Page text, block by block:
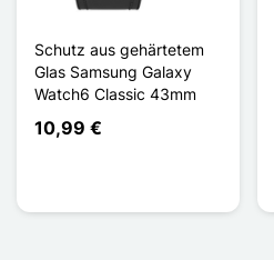
Schutz aus gehärtetem
Glas Samsung Galaxy
Watch6 Classic 43mm
10,99 €